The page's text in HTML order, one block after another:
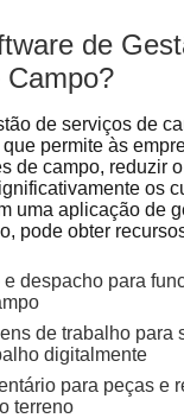
de
Campo?
de serviços de
permite às
de campo, reduzir
os
uma aplicação de
pode obter
despacho para
de trabalho para
digitalmente
para peças e
terreno